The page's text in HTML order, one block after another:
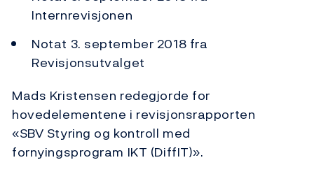
Internrevisjonen
Notat 3. september 2018 fra
Revisjonsutvalget
Mads Kristensen redegjorde for
hovedelementene i revisjonsrapporten
«SBV Styring og kontroll med
fornyingsprogram IKT (DiffIT)».